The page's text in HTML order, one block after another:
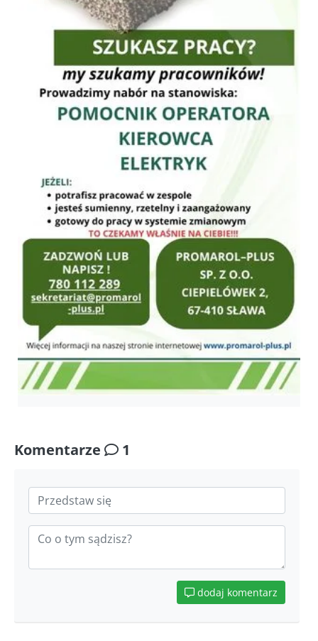
Komentarze 1
dodaj komentarz